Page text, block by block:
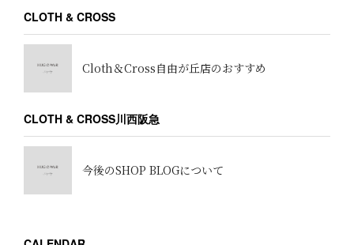
CLOTH & CROSS
Cloth＆Cross自由が丘店のおすすめ
CLOTH & CROSS川西阪急
今後のSHOP BLOGについて